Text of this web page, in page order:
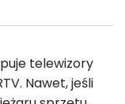
telewizory
Nawet, jeśli